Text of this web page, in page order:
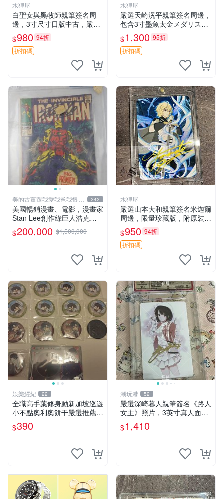
水狸屋
白聖女與黑牧師親筆簽名周
邊，3寸尺寸日版中古，嚴選
初瑕默認含原裝卡磚。快速發
貨僅存數量稀少。 和武葉佐
乃 規格 和武はざの 白聖女與
$980 94折
折扣碼
水狸屋
嚴選天崎滉平親筆簽名周邊，
包含3寸墨魚太金メダリスト
照片，附原裝卡磚與專用盒
裝，收藏推薦 天崎滉平 紙質
時尚 套裝
$1,300 95折
折扣碼
美的古董跟我愛我爸我恨壞
人
242
美國暢銷漫畫、電影，漫畫家
Stan Lee創作綠巨人浩克、
蜘蛛人、X戰警、鋼鐵人，鋼
鐵人是世界最有錢總裁拯救國
8鋼鐵人第一集簽名漫畫
$200,000 $1,500,000
水狸屋
嚴選山本大和親筆簽名米迦爾
周邊，限量珍藏版，附原裝卡
磚與精美裝裱。收藏家推薦，
品相完美好發，支持權威鑒
定。 百夜優一郎周邊 山本大
$950 94折
折扣碼
娛樂經紀 22
全職高手葉修身動新加坡巡遊
小不點奧利奧餅干嚴選推薦
吧唧小吃 巡游零食 臺灣嚴選
$390
潮玩港 52
嚴選深崎暮人親筆簽名《路人
女主》照片，3英寸真人面簽
收藏級別 路人女主 深崎暮人
照片
$1,410